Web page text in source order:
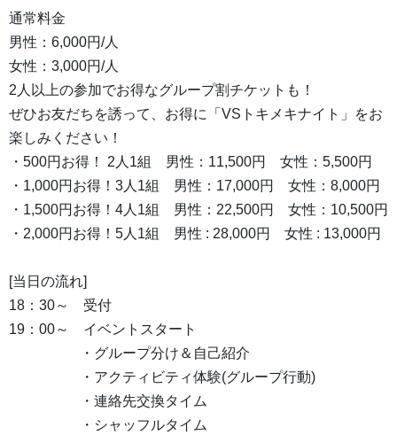
通常料金
男性：6,000円/人
女性：3,000円/人
2人以上の参加でお得なグループ割チケットも！
ぜひお友だちを誘って、お得に「VSトキメキナイト」をお
楽しみください！
・500円お得！ 2人1組 男性：11,500円 女性：5,500円
・1,000円お得！3人1組 男性：17,000円 女性：8,000円
・1,500円お得！4人1組 男性：22,500円 女性：10,500円
・2,000円お得！5人1組 男性 : 28,000円 女性 : 13,000円
[当日の流れ]
18：30～ 受付
19：00～ イベントスタート
・グループ分け＆自己紹介
・アクティビティ体験(グループ行動)
・連絡先交換タイム
・シャッフルタイム